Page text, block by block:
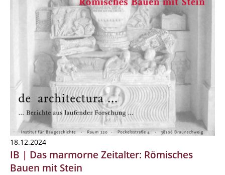
18.12.2024
IB | Das marmorne Zeitalter: Römisches
Bauen mit Stein